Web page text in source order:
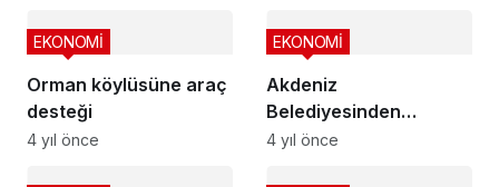
Orman köylüsüne araç
desteği
EKONOMİ
4 yıl önce
Akdeniz
Belediyesinden
yapılandırma çağrısı
EKONOMİ
4 yıl önce